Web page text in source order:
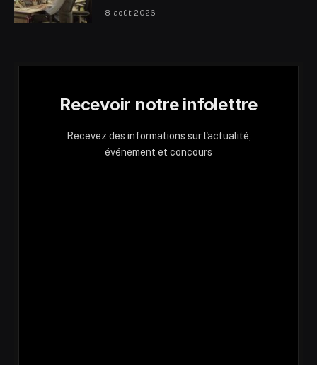
8 août 2026
Recevoir notre infolettre
Recevez des informations sur l'actualité,
événement et concours